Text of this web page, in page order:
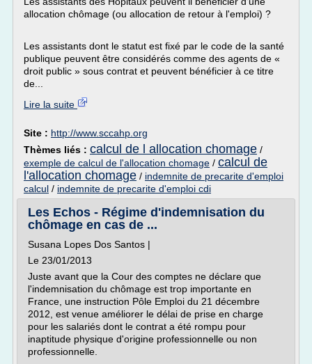
allocation chômage (ou allocation de retour à l'emploi) ?
Les assistants dont le statut est fixé par le code de la santé
publique peuvent être considérés comme des agents de «
droit public » sous contrat et peuvent bénéficier à ce titre
de...
Lire la suite
Site : http://www.sccahp.org
Thèmes liés : calcul de l allocation chomage /
exemple de calcul de l'allocation chomage / calcul de
l'allocation chomage / indemnite de precarite d'emploi
calcul / indemnite de precarite d'emploi cdi
Les Echos - Régime d'indemnisation du
chômage en cas de ...
Susana Lopes Dos Santos |
Le 23/01/2013
Juste avant que la Cour des comptes ne déclare que
l'indemnisation du chômage est trop importante en
France, une instruction Pôle Emploi du 21 décembre
2012, est venue améliorer le délai de prise en charge
pour les salariés dont le contrat a été rompu pour
inaptitude physique d'origine professionnelle ou non
professionnelle.